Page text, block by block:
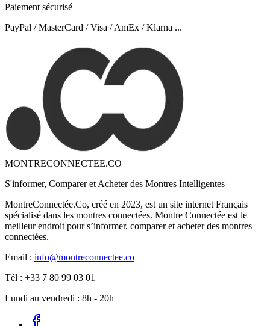
Paiement sécurisé
PayPal / MasterCard / Visa / AmEx / Klarna ...
MONTRECONNECTEE.CO
S'informer, Comparer et Acheter des Montres Intelligentes
MontreConnectée.Co, créé en 2023, est un site internet Français
spécialisé dans les montres connectées. Montre Connectée est le
meilleur endroit pour s’informer, comparer et acheter des montres
connectées.
Email : info@montreconnectee.co
Tél : +33 7 80 99 03 01
Lundi au vendredi : 8h - 20h